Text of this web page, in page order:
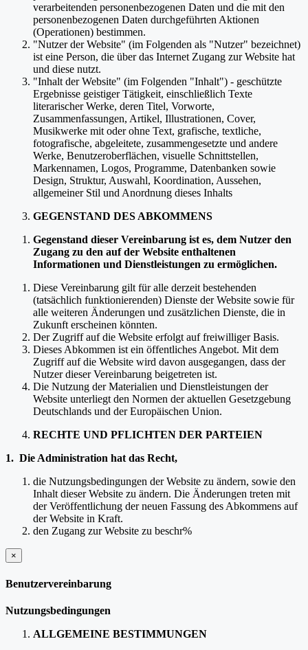
verarbeitenden personenbezogenen Daten und die mit den
personenbezogenen Daten durchgeführten Aktionen
(Operationen) bestimmen.
"Nutzer der Website" (im Folgenden als "Nutzer" bezeichnet)
ist eine Person, die über das Internet Zugang zur Website hat
und diese nutzt.
"Inhalt der Website" (im Folgenden "Inhalt") - geschützte
Ergebnisse geistiger Tätigkeit, einschließlich Texte
literarischer Werke, deren Titel, Vorworte,
Zusammenfassungen, Artikel, Illustrationen, Cover,
Musikwerke mit oder ohne Text, grafische, textliche,
fotografische, abgeleitete, zusammengesetzte und andere
Werke, Benutzeroberflächen, visuelle Schnittstellen,
Markennamen, Logos, Programme, Datenbanken sowie
Design, Struktur, Auswahl, Koordination, Aussehen,
allgemeiner Stil und Anordnung dieses Inhalts
GEGENSTAND DES ABKOMMENS
Gegenstand dieser Vereinbarung ist es, dem Nutzer den
Zugang zu den auf der Website enthaltenen
Informationen und Dienstleistungen zu ermöglichen.
Diese Vereinbarung gilt für alle derzeit bestehenden
(tatsächlich funktionierenden) Dienste der Website sowie für
alle weiteren Änderungen und zusätzlichen Dienste, die in
Zukunft erscheinen könnten.
Der Zugriff auf die Website erfolgt auf freiwilliger Basis.
Dieses Abkommen ist ein öffentliches Angebot. Mit dem
Zugriff auf die Website wird davon ausgegangen, dass der
Nutzer dieser Vereinbarung beigetreten ist.
Die Nutzung der Materialien und Dienstleistungen der
Website unterliegt den Normen der aktuellen Gesetzgebung
Deutschlands und der Europäischen Union.
RECHTE UND PFLICHTEN DER PARTEIEN
1. Die Administration hat das Recht,
die Nutzungsbedingungen der Website zu ändern, sowie den
Inhalt dieser Website zu ändern. Die Änderungen treten mit
der Veröffentlichung der neuen Fassung des Abkommens auf
der Website in Kraft.
den Zugang zur Website zu beschr%
×
schließen
Benutzervereinbarung
Nutzungsbedingungen
ALLGEMEINE BESTIMMUNGEN